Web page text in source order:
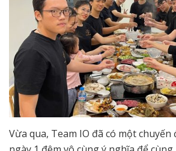
Vừa qua, Team IO đã có một